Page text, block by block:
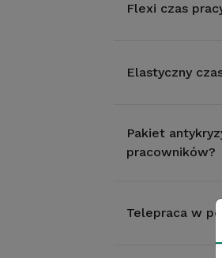
Flexi czas
Elastyczny
Pakiet
pracowników?
Telepraca w